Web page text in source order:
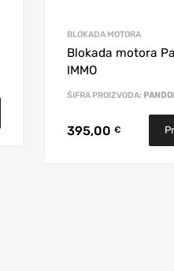
BLOKADA MOTORA
Blokada motora
IMMO
ŠIFRA PROIZVODA:
395,00 €